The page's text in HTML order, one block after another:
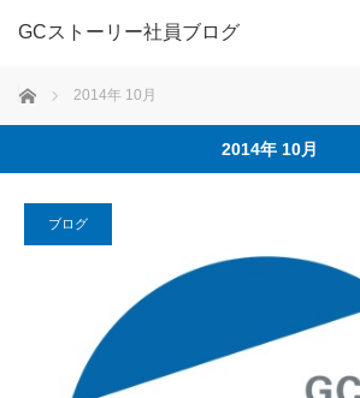
GCストーリー社員ブログ
ホーム 2014年 10月
2014年 10月
ブログ